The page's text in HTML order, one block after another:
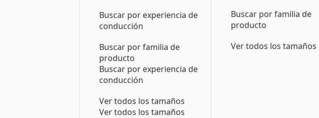
Buscar por experiencia de
conducción
Buscar por familia de
producto
Buscar por experiencia de
conducción
Ver todos los tamaños
Ver todos los tamaños
Buscar por familia de
producto
Ver todos los tamaños